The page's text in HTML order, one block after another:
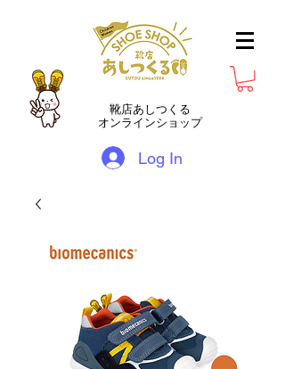
靴店あしつくる
オンラインショップ
Log In